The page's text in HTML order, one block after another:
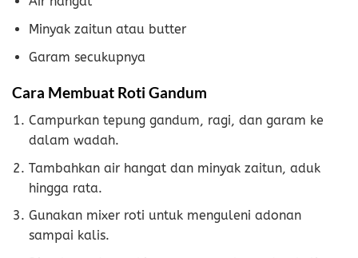
Minyak zaitun atau butter
Garam secukupnya
Cara Membuat Roti Gandum
Campurkan tepung gandum, ragi, dan garam ke
dalam wadah.
Tambahkan air hangat dan minyak zaitun, aduk
hingga rata.
Gunakan mixer roti untuk menguleni adonan
sampai kalis.